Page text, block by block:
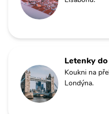
Letenky
Koukni na
Londýna.